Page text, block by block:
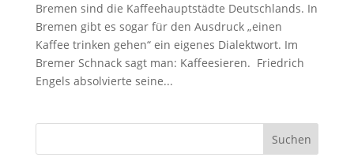
Bremen sind die Kaffeehauptstädte Deutschlands. In
Bremen gibt es sogar für den Ausdruck „einen
Kaffee trinken gehen“ ein eigenes Dialektwort. Im
Bremer Schnack sagt man: Kaffeesieren. Friedrich
Engels absolvierte seine...